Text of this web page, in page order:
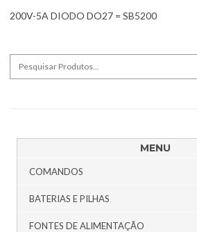
200V-5A DIODO DO27 = SB5200
Search for:
MENU
COMANDOS
BATERIAS E PILHAS
FONTES DE ALIMENTAÇÃO